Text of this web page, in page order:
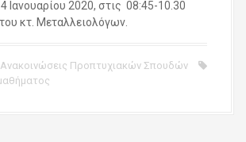
Ιανουαρίου 2020, στις 08:45-10.30
κτ. Μεταλλειολόγων.
Ανακοινώσεις Προπτυχιακών Σπουδών